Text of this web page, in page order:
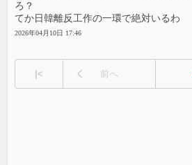
ろ？
てか日韓離反工作の一環で絶対いるわ
2026年04月10日 17:46
|< 前へ